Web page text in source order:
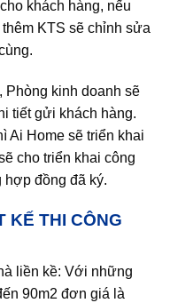
khách hàng, nếu
KTS sẽ chỉnh sửa
Phòng kinh doanh sẽ
tiết gửi khách hàng.
Ai Home sẽ triển khai
cho triển khai công
hợp đồng đã ký.
KẾ THI CÔNG
liền kề: Với những
90m2 đơn giá là